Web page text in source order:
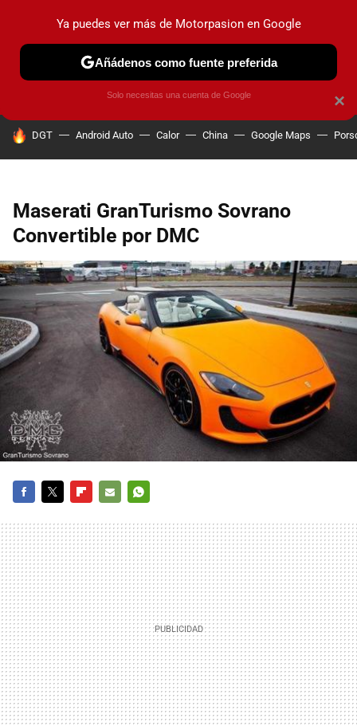
PRUEBAS COCHES ELÉCTRICOS OBSERVATORIO
HOY SE HABLA DE
DGT Android Auto Calor China Google Maps
Maserati GranTurismo Sovrano
Convertible por DMC
MAIL
×
Ya puedes ver más de Motorpasion en Google
Añádenos como fuente preferida
Solo necesitas una cuenta de Google